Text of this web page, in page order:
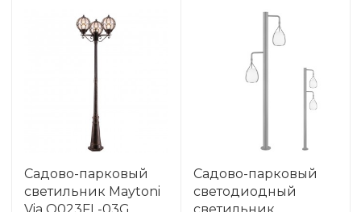
Садово-парковый
светильник Maytoni
Садово-парковый
светодиодный